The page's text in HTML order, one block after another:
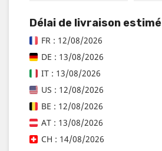
Délai de livraison estimé
FR : 12/08/2026
DE : 13/08/2026
IT : 13/08/2026
US : 12/08/2026
BE : 12/08/2026
AT : 13/08/2026
CH : 14/08/2026